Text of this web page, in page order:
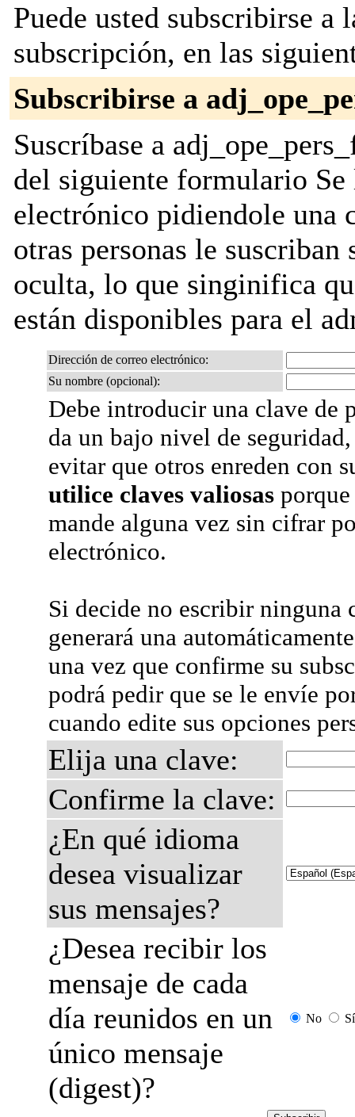
Puede usted subscribirse a
subscripción, en las
Subscribirse a
Suscríbase a
del siguiente formulario Se
electrónico pidiendole una
otras personas le
oculta, lo que singinifica
están disponibles para el
Dirección de correo electrónico:
Su nombre (opcional):
Debe introducir una clave de
da un bajo nivel de
evitar que otros enreden con
utilice claves valiosas
mande alguna vez sin cifrar
electrónico.
Si decide no escribir ninguna
generará una
una vez que confirme su
podrá pedir que se le envíe
cuando edite sus opciones
Elija una clave:
Confirme la clave:
¿En qué idioma
desea visualizar
sus mensajes?
¿Desea recibir los
mensaje de cada
día reunidos en un
único mensaje
(digest)?
No Sí